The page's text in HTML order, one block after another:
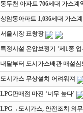
동두천 아파트 706세대 가스계
상암동아파트 1,036세대 가스
서울시장 표창장
특정시설 온압보정기 ‘제1종 업
내달부터 도시가스배관 매설심
도시가스 무상설치 어려워져
LPG판매점 마진 ‘너무 높다’
LPG→도시가스, 안전조치 의